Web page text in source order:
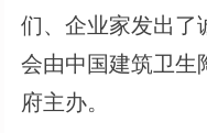
们、企业家发出了
会由中国建筑卫生
府主办。